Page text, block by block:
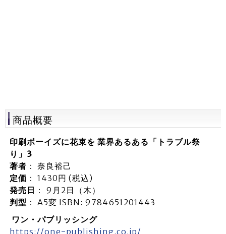
商品概要
印刷ボーイズに花束を 業界あるある「トラブル祭
り」3
著者 ： 奈良裕己
定価 ： 1430円 (税込)
発売日 ： 9月2日（木）
判型 ： A5変 ISBN: 9784651201443
ワン・パブリッシング
https://one-publishing.co.jp/